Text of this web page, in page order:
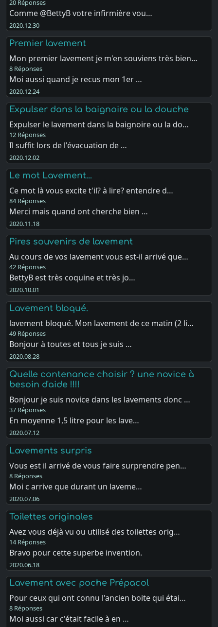
20 Réponses
Comme @BettyB votre infirmière vou…
2020.12.30
Premier lavement
Mon premier lavement je m'en souviens très bien…
8 Réponses
Moi aussi quand je recus mon 1er …
2020.12.24
Expulser dans la baignoire ou la douche
Expulser le lavement dans la baignoire ou la do…
12 Réponses
Il suffit lors de l'évacuation de …
2020.12.02
Le mot Lavement...
Ce mot là vous excite t'il? à lire? entendre d…
84 Réponses
Merci mais quand ont cherche bien …
2020.11.18
Pires souvenirs de lavement
Au cours de vos lavement vous est-il arrivé que…
42 Réponses
BettyB est très coquine et très jo…
2020.10.01
Lavement bloqué.
lavement bloqué. Mon lavement de ce matin (2 li…
49 Réponses
Bonjour à toutes et tous je suis …
2020.08.28
Quelle contenance choisir ? une novice à
besoin d'aide !!!!
Bonjour je suis novice dans les lavements donc …
37 Réponses
En moyenne 1,5 litre pour les lave…
2020.07.12
Lavements surpris
Vous est il arrivé de vous faire surprendre pen…
8 Réponses
Moi c arrive que durant un laveme…
2020.07.06
Toilettes originales
Avez vous déjà vu ou utilisé des toilettes orig…
14 Réponses
Bravo pour cette superbe invention.
2020.06.18
Lavement avec poche Prépacol
Pour ceux qui ont connu l'ancien boite qui étai…
8 Réponses
Moi aussi car c'était facile à en …